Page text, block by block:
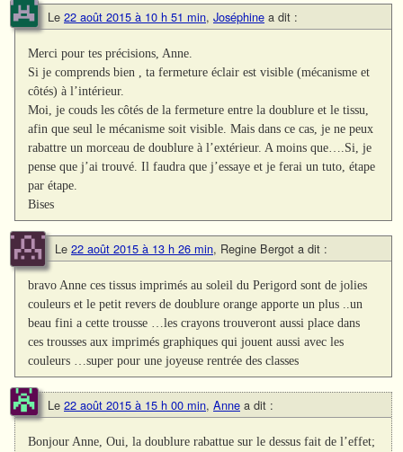
Le 22 août 2015 à 10 h 51 min, Joséphine a dit :
Merci pour tes précisions, Anne.
Si je comprends bien , ta fermeture éclair est visible (mécanisme et
côtés) à l’intérieur.
Moi, je couds les côtés de la fermeture entre la doublure et le tissu,
afin que seul le mécanisme soit visible. Mais dans ce cas, je ne peux
rabattre un morceau de doublure à l’extérieur. A moins que….Si, je
pense que j’ai trouvé. Il faudra que j’essaye et je ferai un tuto, étape
par étape.
Bises
Le 22 août 2015 à 13 h 26 min, Regine Bergot a dit :
bravo Anne ces tissus imprimés au soleil du Perigord sont de jolies
couleurs et le petit revers de doublure orange apporte un plus ..un
beau fini a cette trousse …les crayons trouveront aussi place dans
ces trousses aux imprimés graphiques qui jouent aussi avec les
couleurs …super pour une joyeuse rentrée des classes
Le 22 août 2015 à 15 h 00 min, Anne a dit :
Bonjour Anne, Oui, la doublure rabattue sur le dessus fait de l’effet;